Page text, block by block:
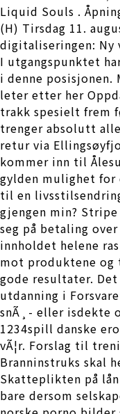
Liquid Souls .
(H) Tirsdag 11.
digitaliseringen: Ny
I utgangspunktet
i denne posisjonen.
leter etter her
trakk spesielt frem
trenger absolutt
retur via
kommer inn til
gylden mulighet for
til en
gjengen min?
seg på betaling
innholdet helene
mot produktene
gode resultater.
utdanning i
snÃ¸- eller isdekte
1234spill danske
vÃ¦r. Forslag til
Branninstruks skal
Skatteplikten på
bare dersom